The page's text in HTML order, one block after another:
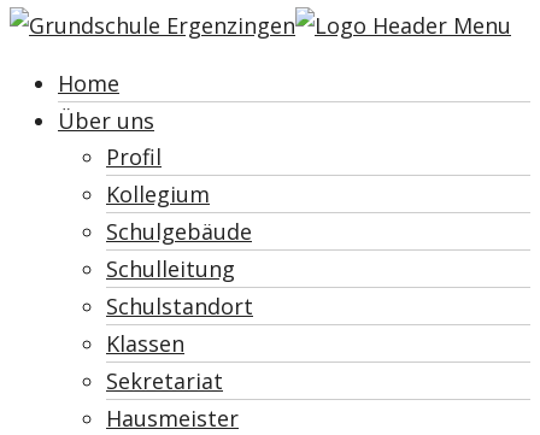
Home
Über uns
Profil
Kollegium
Schulgebäude
Schulleitung
Schulstandort
Klassen
Sekretariat
Hausmeister